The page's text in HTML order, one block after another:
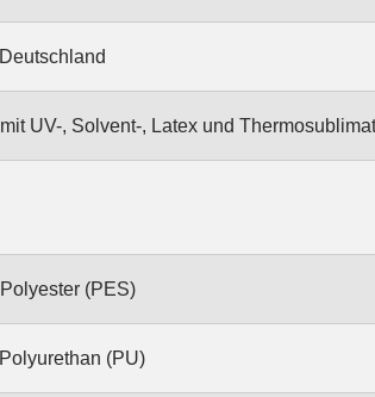
Deutschland
mit UV-, Solvent-, Latex und
Polyester (PES)
Polyurethan (PU)